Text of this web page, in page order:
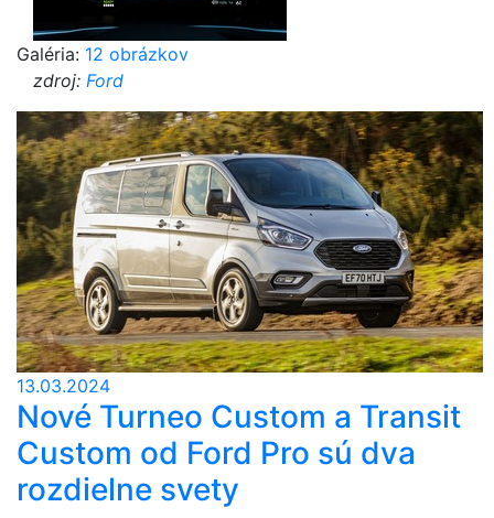
Galéria: 12 obrázkov
zdroj: Ford
13.03.2024
Nové Turneo Custom a Transit
Custom od Ford Pro sú dva
rozdielne svety